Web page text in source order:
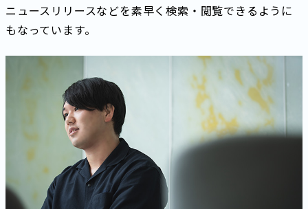
ニュースリリースなどを素早く検索・閲覧できるように
もなっています。